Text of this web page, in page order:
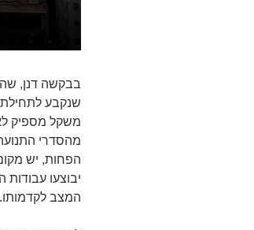
בבקשה דנן,
שנקבע לתחילת
משקל מספיק
מהסדרי
הפחות, יש
יבוצעו
המצב לקדמותו.